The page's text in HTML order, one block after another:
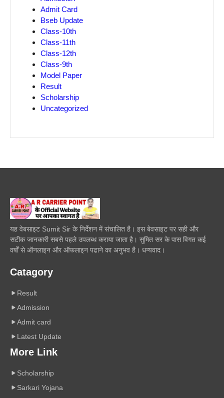
Admit Card
Bseb Update
Class-10th
Class-11th
Class-12th
Class-9th
Model Paper
Result
Scholarship
Uncategorized
यह वेबसाइट Sumit Sir के निर्देशन में संचालित है। इस बेवसाइट पर सही और
सटीक जानकारी सबसे पहले उपलब्ध कराया जाता है। सुमित सर के पास विगत कई
वर्षों से ऑनलाइन और ऑफलाइन पढाने का अनुभव है। धन्यवाद।
Catagory
Result
Admission
Admit card
Latest Update
More Link
Scholarship
Sarkari Yojana